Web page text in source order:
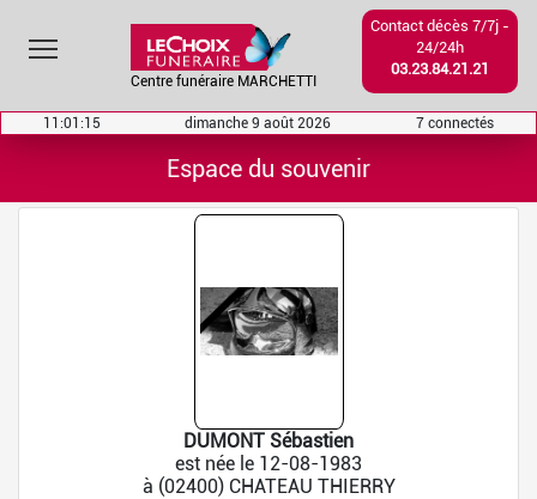
Centre funéraire MARCHETTI
Toggle main menu visibility
Contact décès 7/7j -
24/24h
03.23.84.21.21
11:01:15 dimanche 9 août 2026 7 connectés
Espace du souvenir
DUMONT Sébastien
est née le 12-08-1983
à (02400) CHATEAU THIERRY